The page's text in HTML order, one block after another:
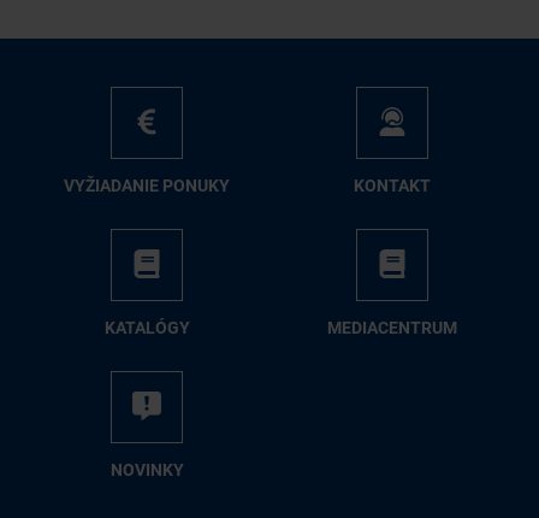
VY­ŽIA­DA­NIE PO­NU­KY KON­TAKT
KA­TA­LÓ­GY ME­DIA­CEN­TRUM
NO­VIN­KY